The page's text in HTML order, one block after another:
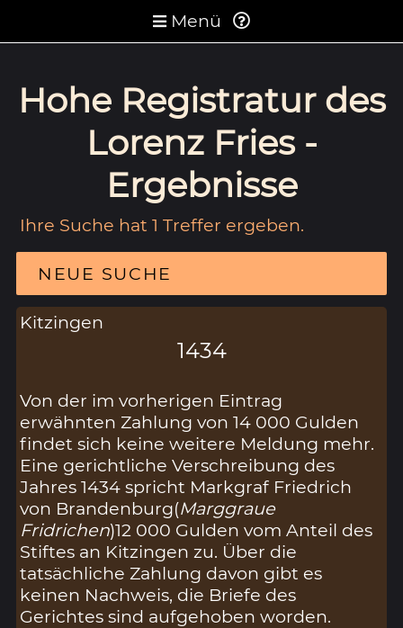
Menü
Hohe Registratur des
Lorenz Fries -
Ergebnisse
Ihre Suche hat 1 Treffer ergeben.
NEUE SUCHE
Kitzingen
1434
Von der im vorherigen Eintrag
erwähnten Zahlung von 14 000 Gulden
findet sich keine weitere Meldung mehr.
Eine gerichtliche Verschreibung des
Jahres 1434 spricht Markgraf Friedrich
von Brandenburg(Marggraue
Fridrichen)12 000 Gulden vom Anteil des
Stiftes an Kitzingen zu. Über die
tatsächliche Zahlung davon gibt es
keinen Nachweis, die Briefe des
Gerichtes sind aufgehoben worden.